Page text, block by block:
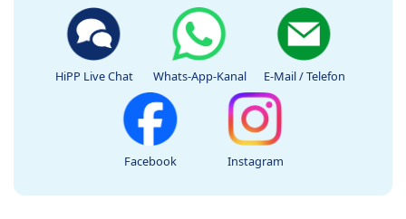
HiPP Live Chat Whats-App-Kanal E-Mail / Telefon
Facebook Instagram